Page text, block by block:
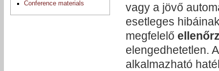
vagy a jövő
esetleges
megfelelő
elengedhetetlen.
alkalmazható
Conference materials